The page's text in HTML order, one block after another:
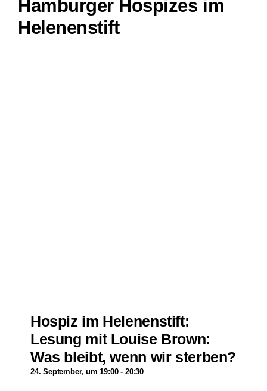
Hamburger Hospizes im
Helenenstift
Hospiz im Helenenstift:
Lesung mit Louise Brown:
Was bleibt, wenn wir sterben?
24. September, um 19:00- 20:30